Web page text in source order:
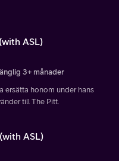
ASL)
3+ månader
ersätta honom under hans
till The Pitt.
ASL)